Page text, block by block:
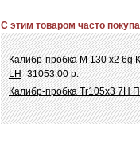
С этим товаром часто
Калибр-пробка М 130 х2 6g
LH 31053.00 р.
Калибр-пробка Tr105х3 7H